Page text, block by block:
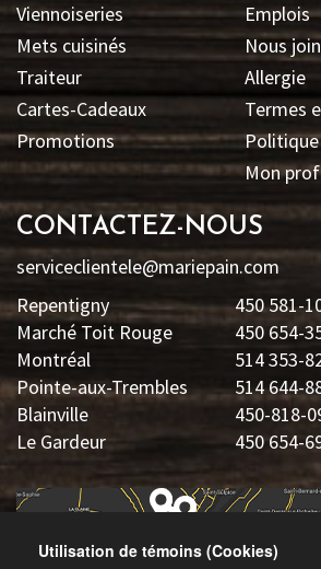
Utilisation de témoins (Cookies)
Viennoiseries
Mets cuisinés
Traiteur
Cartes-Cadeaux
Promotions
Emplois
Nous
Allergie
Termes
Mon
CONTACTEZ-NOUS
serviceclientele@mariepain.com
Repentigny
450 581-
Marché Toit Rouge
450 654-
Montréal
514 353-
Pointe-aux-Trembles
514 644-
Blainville
450-818-
Le Gardeur
450 654-